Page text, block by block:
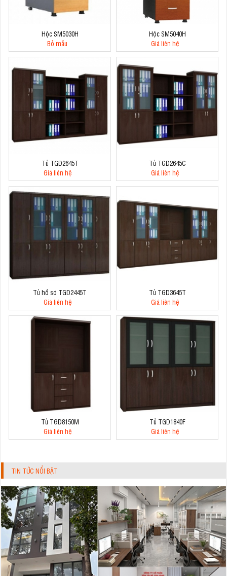
Hộc SM5030H
Bỏ mẫu
Hộc SM5040H
Giá liên hệ
Tủ TGD2645T
Giá liên hệ
Tủ TGD2645C
Giá liên hệ
Tủ hồ sơ TGD2445T
Giá liên hệ
Tủ TGD3645T
Giá liên hệ
Tủ TGD8150M
Giá liên hệ
Tủ TGD1840F
Giá liên hệ
TIN TỨC NỔI BẬT